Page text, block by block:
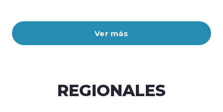
Ver más
REGIONALES